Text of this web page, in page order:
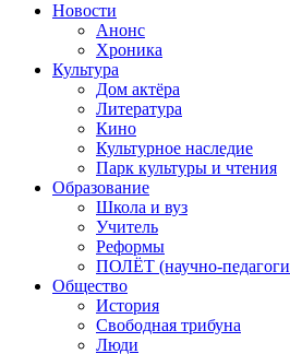
Новости
Анонс
Хроника
Культура
Дом актёра
Литература
Кино
Культурное наследие
Парк культуры и чтения
Образование
Школа и вуз
Учитель
Реформы
ПОЛЁТ (научно-
Общество
История
Свободная трибуна
Люди